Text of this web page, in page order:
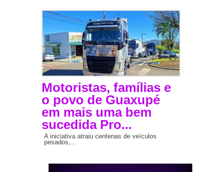
Motoristas, famílias e
o povo de Guaxupé
em mais uma bem
sucedida Pro...
A iniciativa atraiu centenas de veículos
pesados,...